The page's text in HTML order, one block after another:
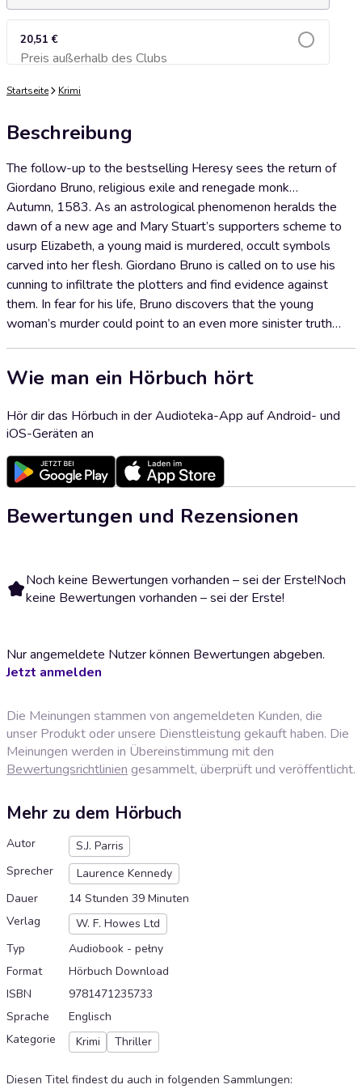
20,51 €
Preis außerhalb des ClubsZum Warenkorb hinzufügen
Startseite Krimi
Beschreibung
The follow-up to the bestselling Heresy sees the return of
Giordano Bruno, religious exile and renegade monk…
Autumn, 1583. As an astrological phenomenon heralds the
dawn of a new age and Mary Stuart’s supporters scheme to
usurp Elizabeth, a young maid is murdered, occult symbols
carved into her flesh. Giordano Bruno is called on to use his
cunning to infiltrate the plotters and find evidence against
them. In fear for his life, Bruno discovers that the young
woman’s murder could point to an even more sinister truth…
Wie man ein Hörbuch hört
Hör dir das Hörbuch in der Audioteka-App auf Android- und
iOS-Geräten an
Bewertungen und Rezensionen
Noch keine Bewertungen vorhanden – sei der Erste!Noch
keine Bewertungen vorhanden – sei der Erste!
Nur angemeldete Nutzer können Bewertungen abgeben.
Jetzt anmelden
Die Meinungen stammen von angemeldeten Kunden, die
unser Produkt oder unsere Dienstleistung gekauft haben. Die
Meinungen werden in Übereinstimmung mit den
Bewertungsrichtlinien gesammelt, überprüft und veröffentlicht.
Mehr zu dem Hörbuch
Autor
S.J. Parris
Sprecher
Laurence Kennedy
Dauer
14 Stunden 39 Minuten
Verlag
W. F. Howes Ltd
Typ
Audiobook - pełny
Format
Hörbuch Download
ISBN
9781471235733
Sprache
Englisch
Kategorie
Krimi Thriller
Diesen Titel findest du auch in folgenden Sammlungen: